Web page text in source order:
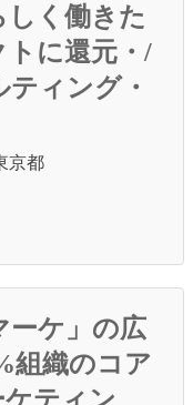
く働きた
トに還元・/
ィング・
京都
ーケ」の広
組織のコア
ケティン